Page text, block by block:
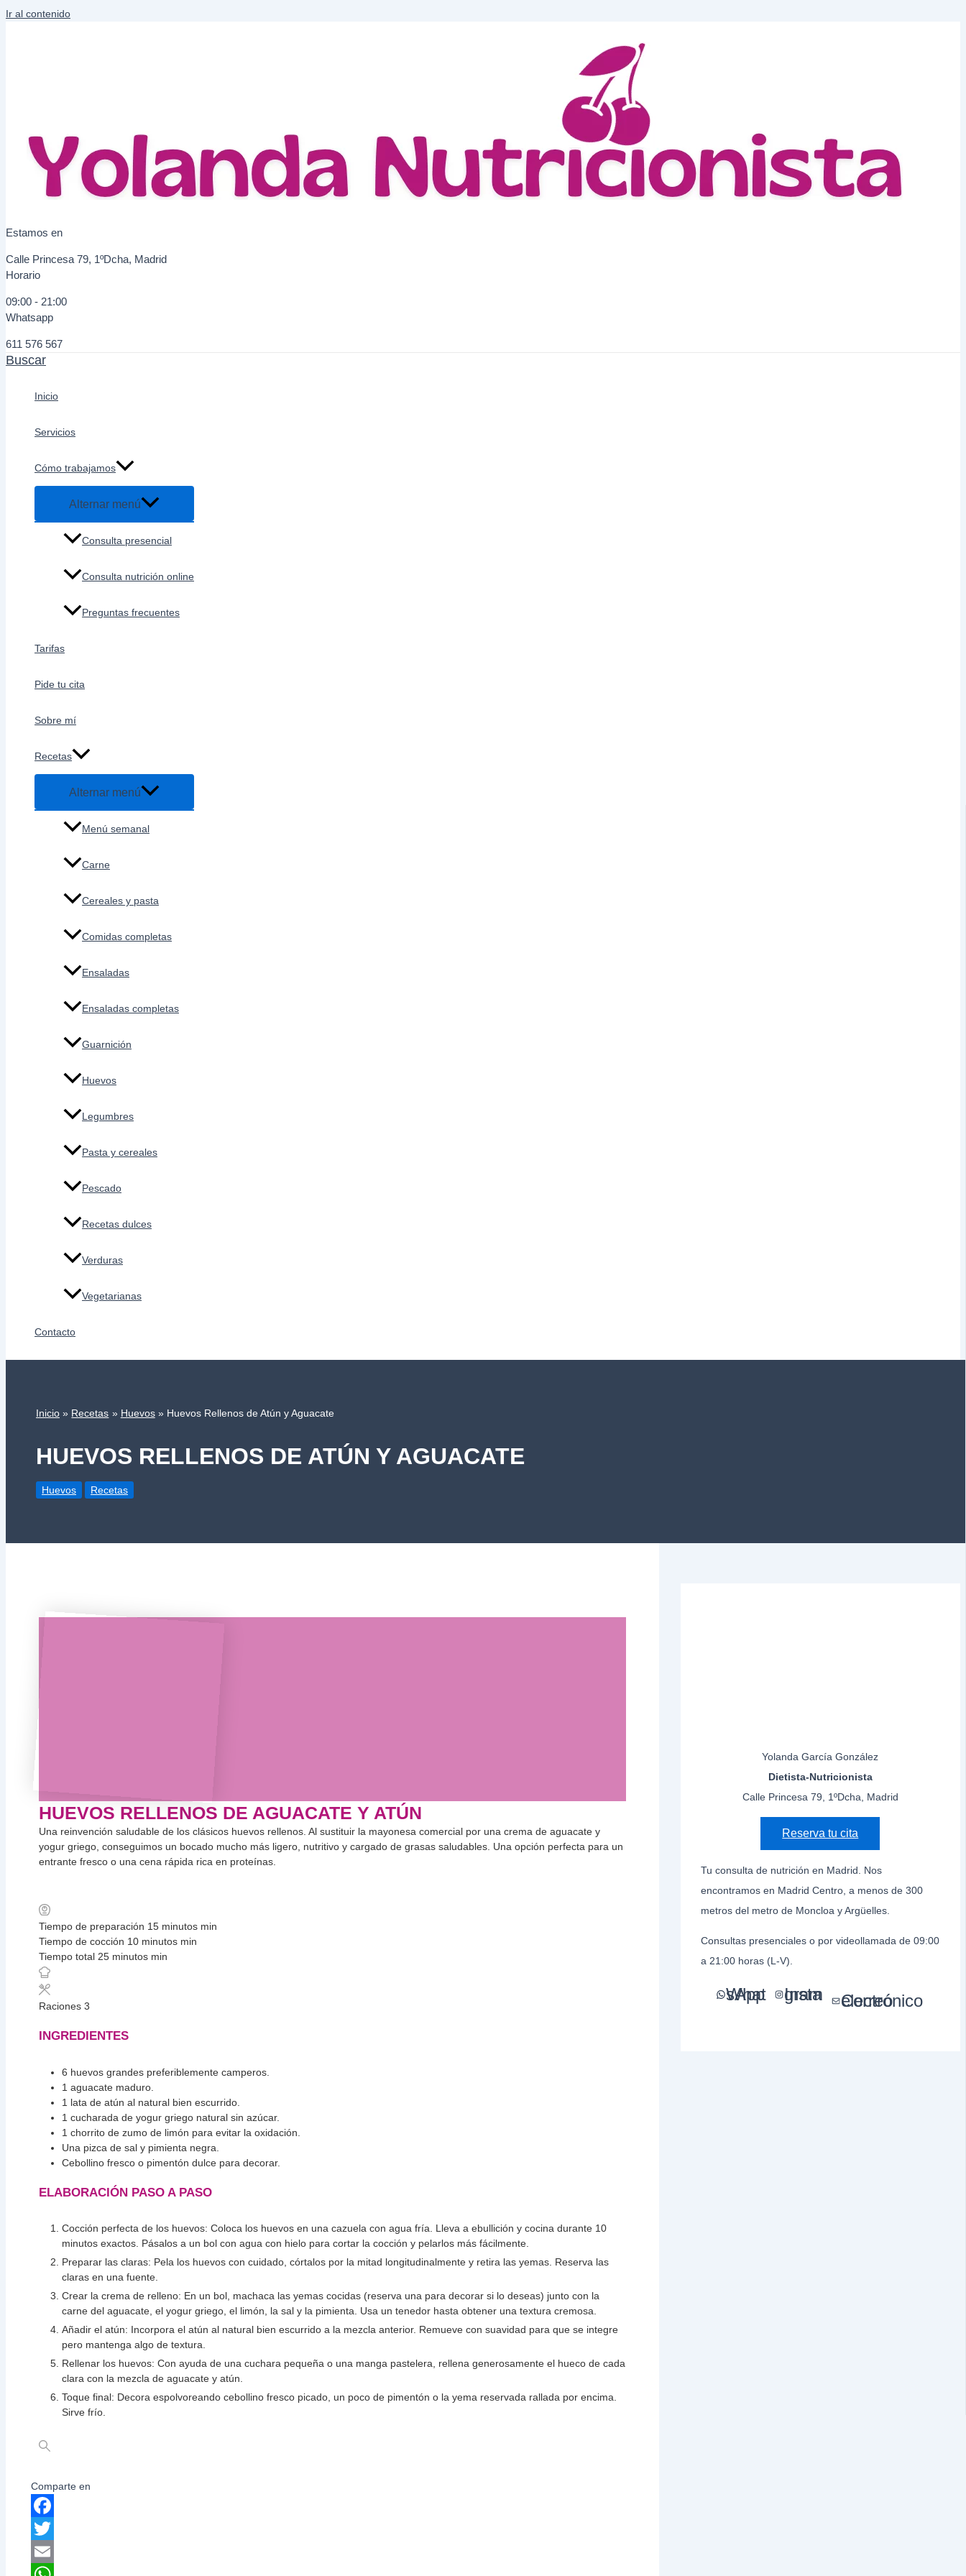
Ir al contenido
Estamos en
Calle Princesa 79, 1ºDcha, Madrid
Horario
09:00 - 21:00
Whatsapp
611 576 567
Buscar
Inicio
Servicios
Cómo trabajamos
Alternar menú
Consulta presencial
Consulta nutrición online
Preguntas frecuentes
Tarifas
Pide tu cita
Sobre mí
Recetas
Alternar menú
Menú semanal
Carne
Cereales y pasta
Comidas completas
Ensaladas
Ensaladas completas
Guarnición
Huevos
Legumbres
Pasta y cereales
Pescado
Recetas dulces
Verduras
Vegetarianas
Contacto
Inicio Recetas Huevos Huevos Rellenos de Atún y Aguacate
HUEVOS RELLENOS DE ATÚN Y AGUACATE
Huevos Recetas
HUEVOS RELLENOS DE AGUACATE Y ATÚN
Una reinvención saludable de los clásicos huevos rellenos. Al sustituir la mayonesa comercial por una crema de aguacate y
yogur griego, conseguimos un bocado mucho más ligero, nutritivo y cargado de grasas saludables. Una opción perfecta para un
entrante fresco o una cena rápida rica en proteínas.
Tiempo de preparación 15 minutos min
Tiempo de cocción 10 minutos min
Tiempo total 25 minutos min
Raciones 3
INGREDIENTES
6 huevos grandes preferiblemente camperos.
1 aguacate maduro.
1 lata de atún al natural bien escurrido.
1 cucharada de yogur griego natural sin azúcar.
1 chorrito de zumo de limón para evitar la oxidación.
Una pizca de sal y pimienta negra.
Cebollino fresco o pimentón dulce para decorar.
ELABORACIÓN PASO A PASO
Cocción perfecta de los huevos: Coloca los huevos en una cazuela con agua fría. Lleva a ebullición y cocina durante 10
minutos exactos. Pásalos a un bol con agua con hielo para cortar la cocción y pelarlos más fácilmente.
Preparar las claras: Pela los huevos con cuidado, córtalos por la mitad longitudinalmente y retira las yemas. Reserva las
claras en una fuente.
Crear la crema de relleno: En un bol, machaca las yemas cocidas (reserva una para decorar si lo deseas) junto con la
carne del aguacate, el yogur griego, el limón, la sal y la pimienta. Usa un tenedor hasta obtener una textura cremosa.
Añadir el atún: Incorpora el atún al natural bien escurrido a la mezcla anterior. Remueve con suavidad para que se integre
pero mantenga algo de textura.
Rellenar los huevos: Con ayuda de una cuchara pequeña o una manga pastelera, rellena generosamente el hueco de cada
clara con la mezcla de aguacate y atún.
Toque final: Decora espolvoreando cebollino fresco picado, un poco de pimentón o la yema reservada rallada por encima.
Sirve frío.
Comparte en
Facebook
Twitter
Yolanda García González
Dietista-Nutricionista
Calle Princesa 79, 1ºDcha, Madrid
Reserva tu cita
Tu consulta de nutrición en Madrid. Nos
encontramos en Madrid Centro, a menos de 300
metros del metro de Moncloa y Argüelles.
Consultas presenciales o por videollamada de 09:00
a 21:00 horas (L-V).
WhatsApp Instagram Correo electrónico